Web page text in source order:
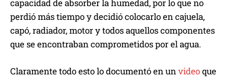
capacidad de absorber la humedad, por lo que no
perdió más tiempo y decidió colocarlo en cajuela,
capó, radiador, motor y todos aquellos componentes
que se encontraban comprometidos por el agua.
Claramente todo esto lo documentó en un videoque